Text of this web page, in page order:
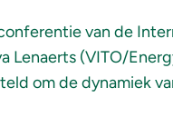
van de
Lenaerts (VITO/
om de dynamiek